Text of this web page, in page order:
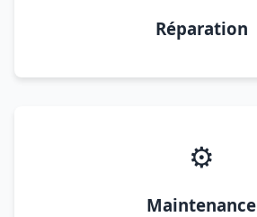
Réparation
⚙️
Maintenance